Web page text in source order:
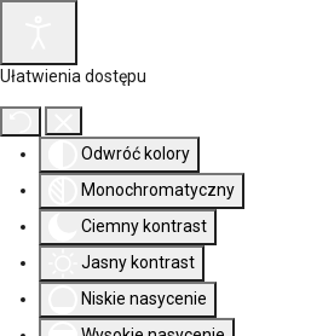
Ułatwienia dostępu
Odwróć kolory
Monochromatyczny
Ciemny kontrast
Jasny kontrast
Niskie nasycenie